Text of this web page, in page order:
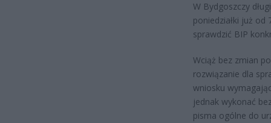
W Bydgoszczy
poniedziałki już
sprawdzić BIP
Wciąż bez zmian
rozwiązanie dla
wniosku
jednak wykonać
pisma ogólne do